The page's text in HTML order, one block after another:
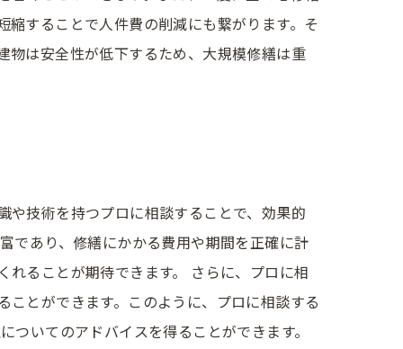
することで人件費の削減にも繋がります。そ
物は安全性が低下するため、大規模修繕は重
や技術を持つプロに相談することで、効果的
であり、修繕にかかる費用や期間を正確に計
ることが期待できます。 さらに、プロに相
とができます。このように、プロに相談する
いてのアドバイスを得ることができます。